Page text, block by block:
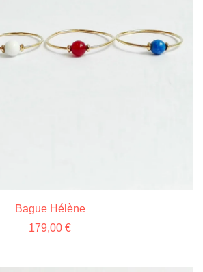
Bague Hélène
179,00 €